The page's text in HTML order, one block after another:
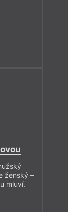
ženský –
mluví.